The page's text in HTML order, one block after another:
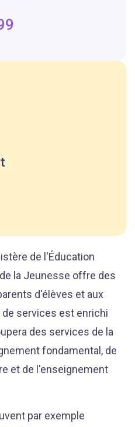
de l'Éducation
la Jeunesse offre des
d'élèves et aux
de services est enrichi
des services de la
fondamental, de
et de l'enseignement
par exemple